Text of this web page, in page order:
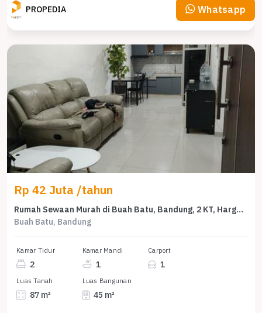
PROPEDIA Whatsapp
Rp 42 Juta /tahun
Rumah Sewaan Murah di Buah Batu, Bandung, 2 KT, Harga 42 Juta /tahun
Buah Batu, Bandung
Kamar Tidur
2
Kamar Mandi
1
Carport
1
Luas Tanah
87 m²
Luas Bangunan
45 m²